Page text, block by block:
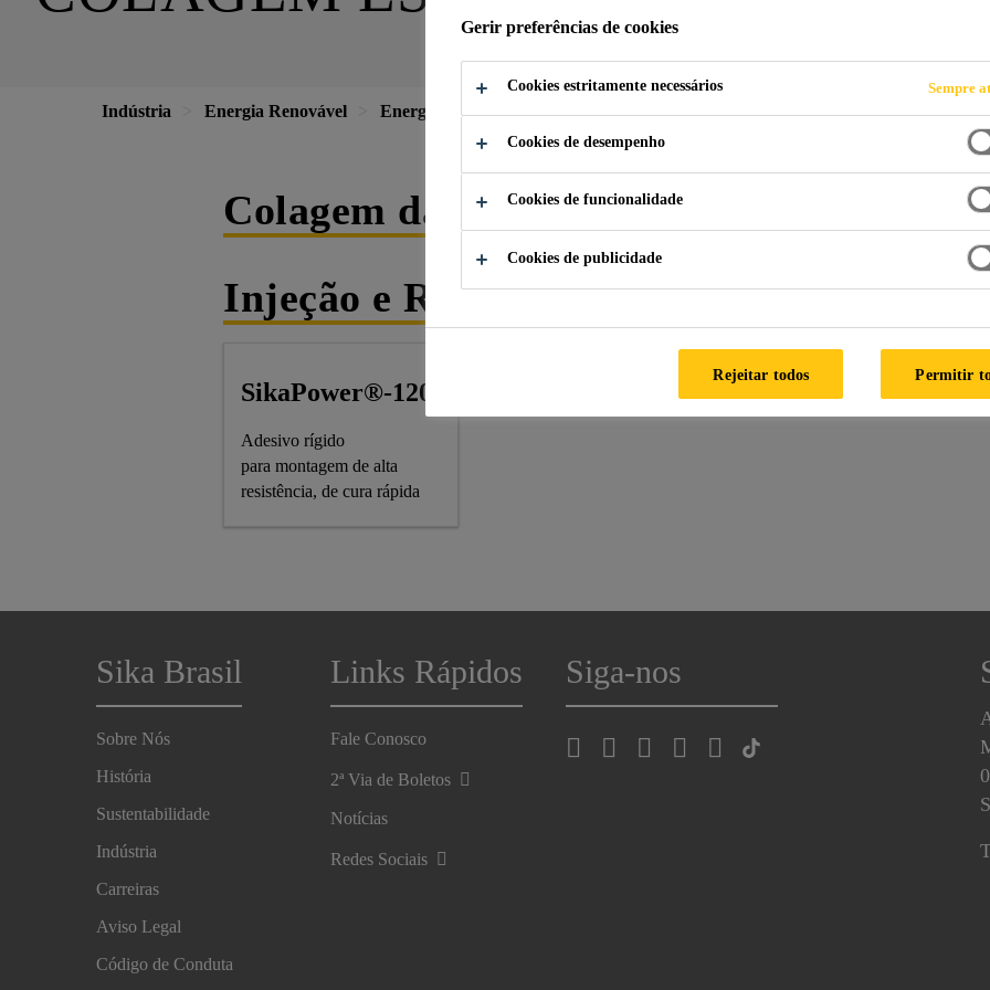
Indústria Energia Renovável Energia Eólica Fabricação das Pás Colagem Estrutural das Pás
Colagem das Pás
Injeção e Reparo
SikaPower®-1200
Adesivo rígido
para montagem de alta
resistência, de cura rápida
Sika Brasil
Sobre Nós
História
Sustentabilidade
Indústria
Carreiras
Aviso Legal
Código de Conduta
Links Rápidos
Fale Conosco
2ª Via de Boletos
Notícias
Redes Sociais
Siga-nos
Gerir preferências de cookies
Cookies estritamente necessários Sempre
Cookies de desempenho
Cookies de funcionalidade
Cookies de publicidade
Rejeitar todos Permitir